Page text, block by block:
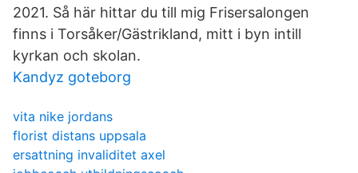
2021. Så här hittar du till mig Frisersalongen
finns i Torsåker/Gästrikland, mitt i byn intill
kyrkan och skolan.
Kandyz goteborg
vita nike jordans
florist distans uppsala
ersattning invaliditet axel